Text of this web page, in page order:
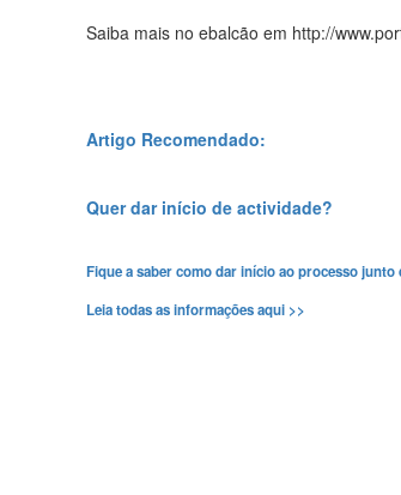
Saiba mais no ebalcão em http://
Artigo Recomendado:
Quer dar início de actividade?
Fique a saber como dar início ao processo junto
Leia todas as informações aqui >>